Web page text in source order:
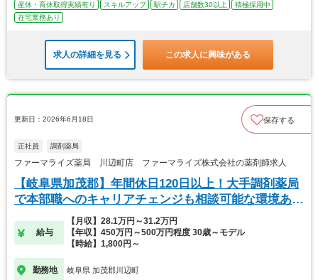
産休・育休取得実績有り
スキルアップ 駅チカ 店舗数30以上
積極採用中
在宅業務あり
求人の詳細を見る この求人に興味がある
更新日：2026年6月18日 保存する
正社員 調剤薬局
ファーマライズ薬局 川辺町店 ファーマライズ株式会社の薬剤師求人
【岐阜県加茂郡】年間休日120日以上！大手調剤薬局
で本部職へのキャリアチェンジも相談可能な環境あ
給与
【月収】28.1万円～31.2万円
【年収】450万円～500万円程度 30歳～モデル
【時給】1,800円～
勤務地 岐阜県 加茂郡川辺町